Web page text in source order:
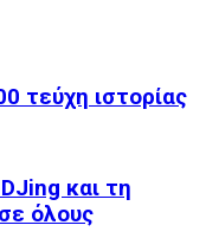
τεύχη ιστορίας
και τη
όλους